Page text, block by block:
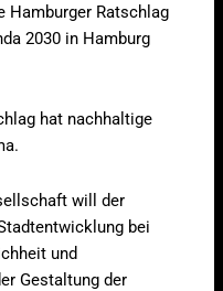
Hamburger Ratschlag
2030 in Hamburg
hat nachhaltige
will der
bei
und
Gestaltung der